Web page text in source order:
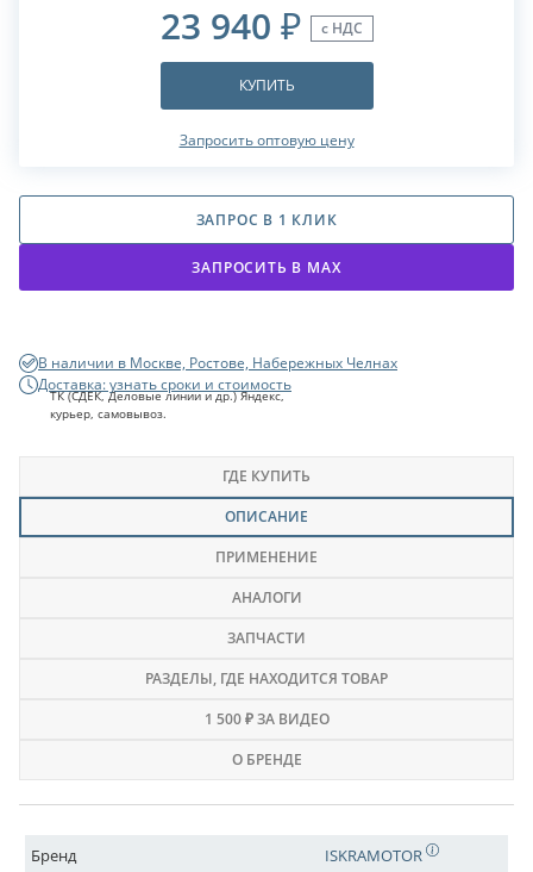
23 940 ₽ с НДС
КУПИТЬ
Запросить оптовую цену
ЗАПРОС В 1 КЛИК
ЗАПРОСИТЬ В МАХ
В наличии в Москве, Ростове, Набережных Челнах
Доставка: узнать сроки и стоимость
ТК (СДЕК, Деловые линии и др.) Яндекс,
курьер, самовывоз.
ГДЕ КУПИТЬ
ОПИСАНИЕ
ПРИМЕНЕНИЕ
АНАЛОГИ
ЗАПЧАСТИ
РАЗДЕЛЫ, ГДЕ НАХОДИТСЯ ТОВАР
1 500 ₽ ЗА ВИДЕО
О БРЕНДЕ
Бренд
ISKRAMOTOR